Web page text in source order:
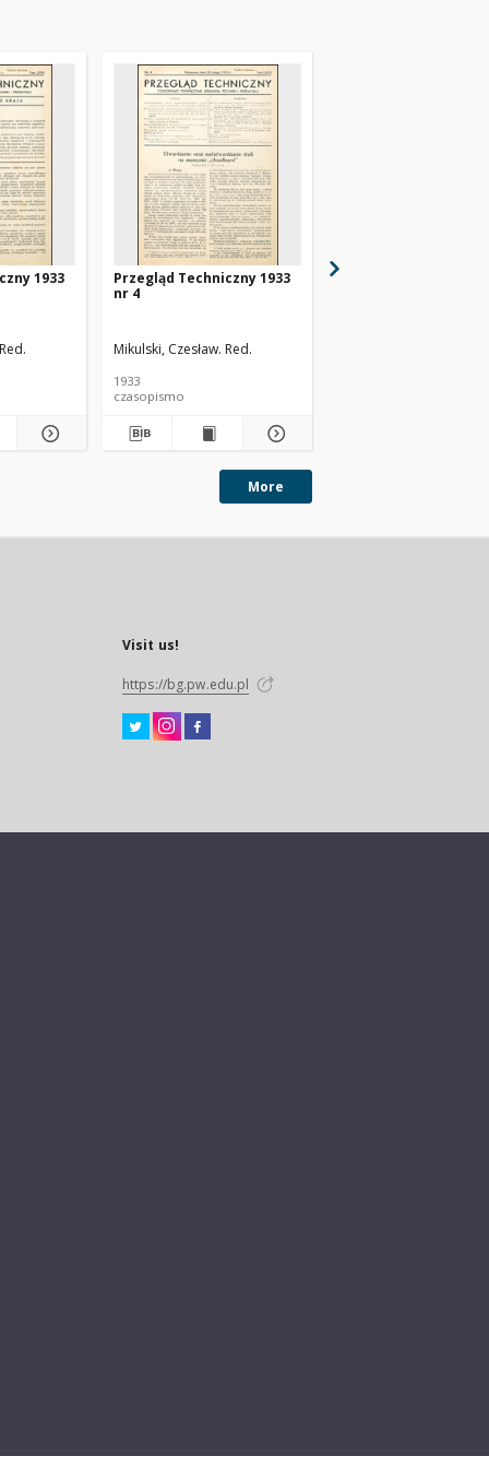
1933
Przegląd Techniczny 1933
nr 4
Mikulski, Czesław. Red.
1933
czasopismo
More
Visit us!
https://bg.pw.edu.pl